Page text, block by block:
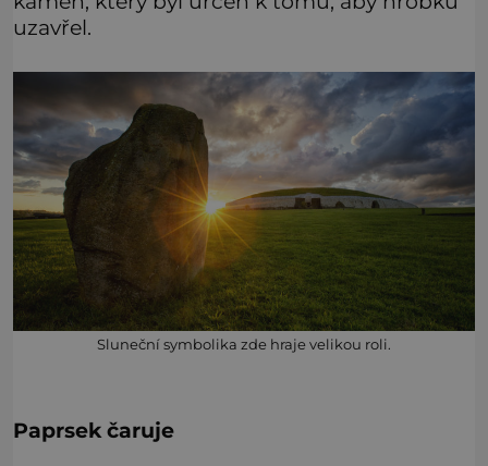
uzavřel.
Sluneční symbolika zde hraje velikou roli.
Paprsek čaruje